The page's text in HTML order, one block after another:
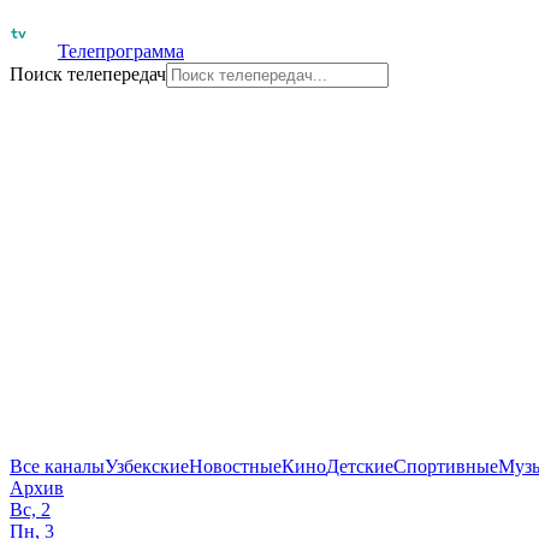
Телепрограмма
Поиск телепередач
Все каналыУзбекскиеНовостныеКиноДетскиеСпортивные
Архив
Вс, 2
Пн, 3